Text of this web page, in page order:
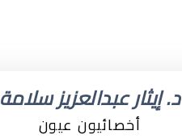
د. إيثار عبدالعزيز سلامة
أخصائيون عيون